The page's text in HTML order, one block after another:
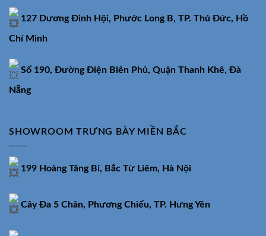
127 Dương Đình Hội, Phước Long B, TP. Thủ Đức, Hồ
Chí Minh
Số 190, Đường Điện Biên Phủ, Quận Thanh Khê, Đà
Nẵng
SHOWROOM TRƯNG BÀY MIỀN BẮC
199 Hoàng Tăng Bí, Bắc Từ Liêm, Hà Nội
Cây Đa 5 Chân, Phương Chiểu, TP. Hưng Yên